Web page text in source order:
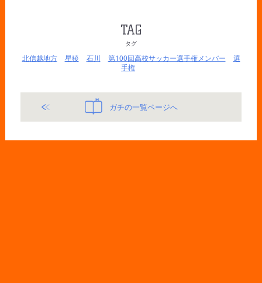
TAG
タグ
北信越地方 星稜 石川 第100回高校サッカー選手権メンバー
選
手権
ガチの一覧ページへ